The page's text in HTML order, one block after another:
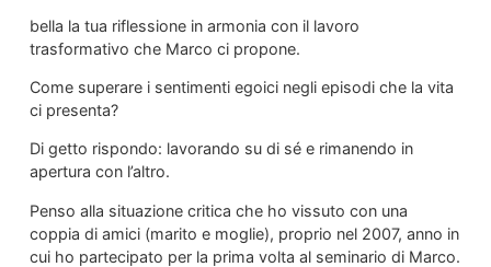
bella la tua riflessione in armonia con il lavoro
trasformativo che Marco ci propone.
Come superare i sentimenti egoici negli episodi che la vita
ci presenta?
Di getto rispondo: lavorando su di sé e rimanendo in
apertura con l’altro.
Penso alla situazione critica che ho vissuto con una
coppia di amici (marito e moglie), proprio nel 2007, anno in
cui ho partecipato per la prima volta al seminario di Marco.